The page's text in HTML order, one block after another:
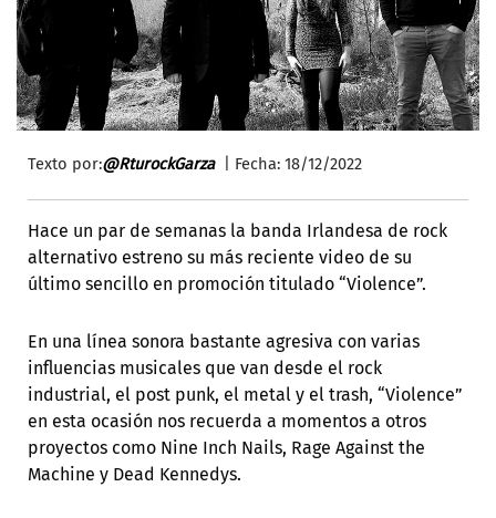
Texto por:@RturockGarza| Fecha: 18/12/2022
Hace un par de semanas la banda Irlandesa de rock
alternativo estreno su más reciente video de su
último sencillo en promoción titulado “Violence”.
En una línea sonora bastante agresiva con varias
influencias musicales que van desde el rock
industrial, el post punk, el metal y el trash, “Violence”
en esta ocasión nos recuerda a momentos a otros
proyectos como Nine Inch Nails, Rage Against the
Machine y Dead Kennedys.